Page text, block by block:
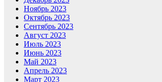
Ноябрь 2023
Октябрь 2023
Сентябрь 2023
Август 2023
Июль 2023
Июнь 2023
Май 2023
Апрель 2023
Март 2023